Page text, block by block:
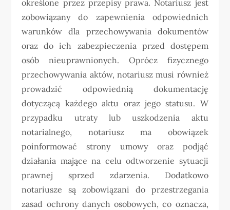
określone przez przepisy prawa. Notariusz jest
zobowiązany do zapewnienia odpowiednich
warunków dla przechowywania dokumentów
oraz do ich zabezpieczenia przed dostępem
osób nieuprawnionych. Oprócz fizycznego
przechowywania aktów, notariusz musi również
prowadzić odpowiednią dokumentację
dotyczącą każdego aktu oraz jego statusu. W
przypadku utraty lub uszkodzenia aktu
notarialnego, notariusz ma obowiązek
poinformować strony umowy oraz podjąć
działania mające na celu odtworzenie sytuacji
prawnej sprzed zdarzenia. Dodatkowo
notariusze są zobowiązani do przestrzegania
zasad ochrony danych osobowych, co oznacza,